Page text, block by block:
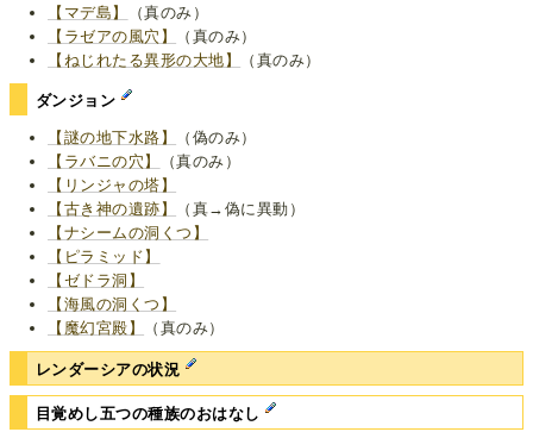
【マデ島】
（真のみ）
【ラゼアの風穴】
（真のみ）
【ねじれたる異形の大地】
（真のみ）
ダンジョン
【謎の地下水路】
（偽のみ）
【ラバニの穴】
（真のみ）
【リンジャの塔】
【古き神の遺跡】
（真→偽に異動）
【ナシームの洞くつ】
【ピラミッド】
【ゼドラ洞】
【海風の洞くつ】
【魔幻宮殿】
（真のみ）
レンダーシアの状況
目覚めし五つの種族のおはなし